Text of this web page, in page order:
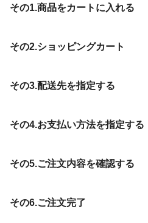
その1.商品をカートに入れる
その2.ショッピングカート
その3.配送先を指定する
その4.お支払い方法を指定する
その5.ご注文内容を確認する
その6.ご注文完了